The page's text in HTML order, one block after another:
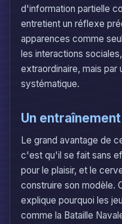
d'information partielle
entretient un réflexe
apparences comme
les interactions
extraordinaire, mais par
systématique.
Un
Le grand avantage de
c'est qu'il se fait sans
pour le plaisir, et le
construire son modèle.
explique pourquoi les
comme la Bataille